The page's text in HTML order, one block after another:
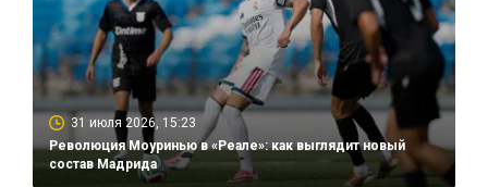
31 июля 2026, 15:23
Революция Моуринью в «Реале»: как выглядит новый
состав Мадрида